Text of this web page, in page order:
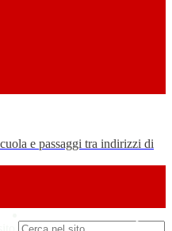
e passaggi tra indirizzi di